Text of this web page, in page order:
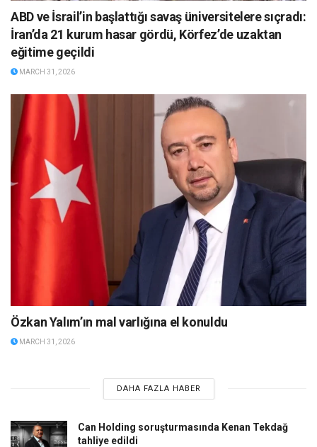
ABD ve İsrail’in başlattığı savaş üniversitelere sıçradı:
İran’da 21 kurum hasar gördü, Körfez’de uzaktan
eğitime geçildi
MARCH 31, 2026
Özkan Yalım’ın mal varlığına el konuldu
MARCH 31, 2026
DAHA FAZLA HABER
Can Holding soruşturmasında Kenan Tekdağ
tahliye edildi